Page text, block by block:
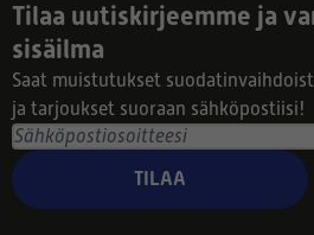
Tilaa uutiskirjeemme ja
sisäilma
Saat muistutukset
ja tarjoukset suoraan sähköpostiisi!
TILAA